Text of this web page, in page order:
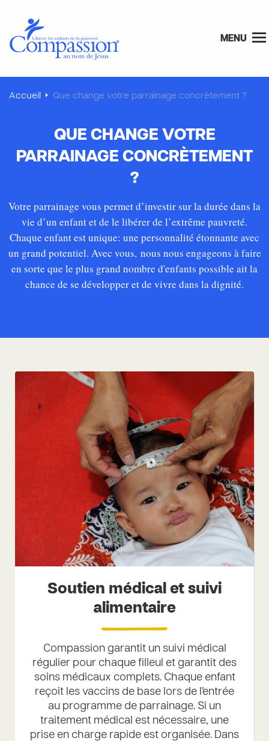
MENU
Accueil Que change votre parrainage concrètement ?
QUE CHANGE VOTRE
PARRAINAGE CONCRÈTEMENT
?
Votre parrainage vous permet d’investir sur la durée dans la
vie d’un enfant et de le libérer de l’extrême pauvreté.
Chaque enfant est unique: une personnalité étonnante avec
un grand potentiel. Avec vous, nous nous engageons à faire
en sorte que le plus grand nombre d'enfants possible ait la
chance de se développer et de vivre dans la dignité.
Soutien médical et suivi
alimentaire
Compassion garantit un suivi médical
régulier pour chaque filleul et garantit des
soins médicaux complets. Chaque enfant
reçoit les vaccins de base lors de l’entrée
au programme de parrainage. Si un
traitement médical est nécessaire, une
prise en charge rapide est organisée. Dans